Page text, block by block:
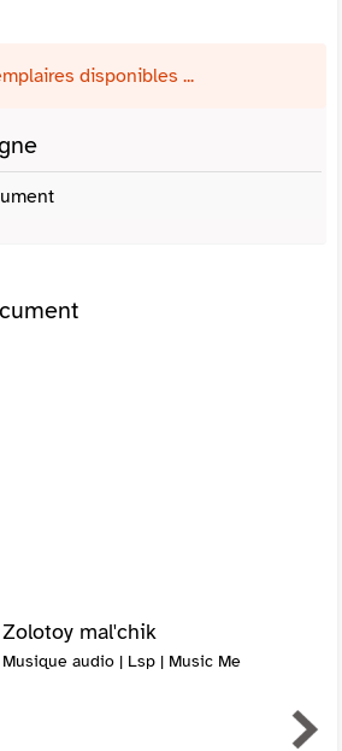
disponibles ...
Zolotoy mal'chik
Musique audio | Lsp | Music Me